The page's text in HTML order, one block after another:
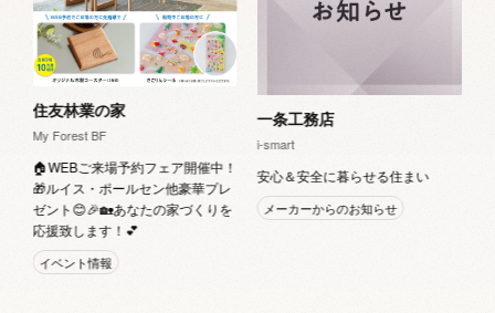
住友林業の家
My Forest BF
🏠WEBご来場予約フェア開催中！
🎁ルイス・ポールセン他豪華プレ
ゼント😊🎉🏡あなたの家づくりを
応援致します！💕
イベント情報
一条工務店
i-smart
安心＆安全に暮らせる住まい
メーカーからのお知らせ